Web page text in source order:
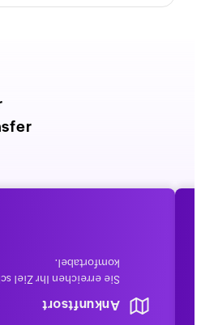
Ankunftsort
Ihr Ziel schnell und
komfortabel.